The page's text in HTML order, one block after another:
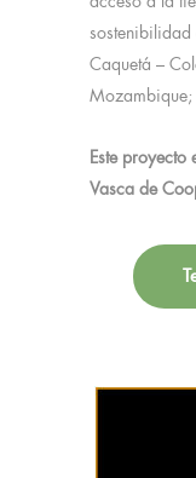
sostenibilidad
Caquetá –
Este
Vasca de